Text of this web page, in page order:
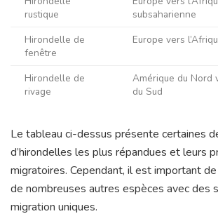
rustique
subsaharienne
Hirondelle de
fenêtre
Europe vers
Hirondelle de
rivage
Amérique du Nord
du Sud
Le tableau ci-dessus présente certaines
d’hirondelles les plus répandues et leurs
migratoires. Cependant, il est important
de nombreuses autres espèces avec des
migration uniques.